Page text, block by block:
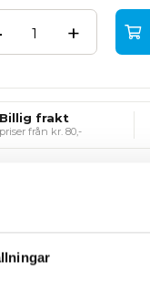
+
Billig frakt
från kr. 80,-